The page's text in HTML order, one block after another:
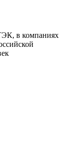
в компаниях